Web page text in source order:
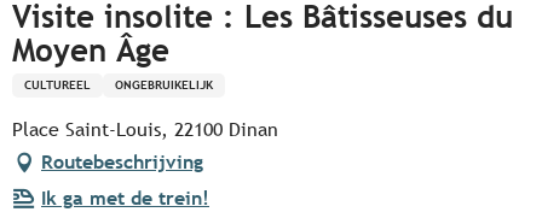
Visite insolite : Les Bâtisseuses du
Moyen Âge
CULTUREEL ONGEBRUIKELIJK
Place Saint-Louis, 22100 Dinan
Routebeschrijving
Ik ga met de trein!